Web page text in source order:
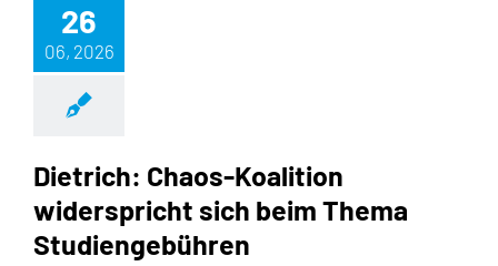
26
06, 2026
Dietrich: Chaos-Koalition
widerspricht sich beim Thema
Studiengebühren